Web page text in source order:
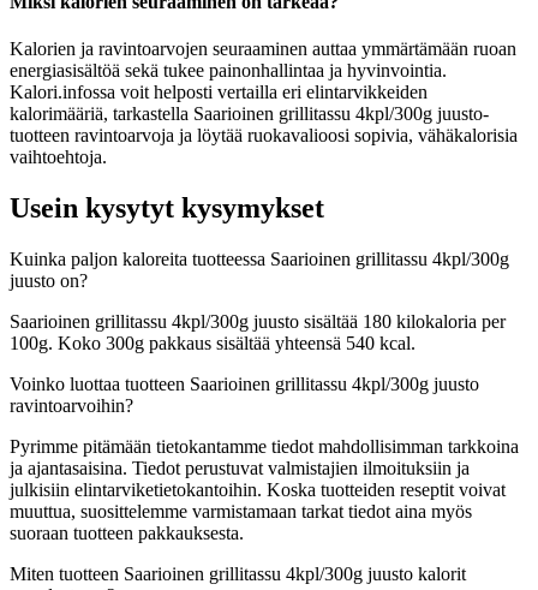
Kalorien ja ravintoarvojen seuraaminen auttaa ymmärtämään ruoan
energiasisältöä sekä tukee painonhallintaa ja hyvinvointia.
Kalori.infossa voit helposti vertailla eri elintarvikkeiden
kalorimääriä, tarkastella Saarioinen grillitassu 4kpl/300g juusto-
tuotteen ravintoarvoja ja löytää ruokavalioosi sopivia, vähäkalorisia
vaihtoehtoja.
Usein kysytyt kysymykset
Kuinka paljon kaloreita tuotteessa Saarioinen grillitassu 4kpl/300g
juusto on?
Saarioinen grillitassu 4kpl/300g juusto sisältää 180 kilokaloria per
100g. Koko 300g pakkaus sisältää yhteensä 540 kcal.
Voinko luottaa tuotteen Saarioinen grillitassu 4kpl/300g juusto
ravintoarvoihin?
Pyrimme pitämään tietokantamme tiedot mahdollisimman tarkkoina
ja ajantasaisina. Tiedot perustuvat valmistajien ilmoituksiin ja
julkisiin elintarviketietokantoihin. Koska tuotteiden reseptit voivat
muuttua, suosittelemme varmistamaan tarkat tiedot aina myös
suoraan tuotteen pakkauksesta.
Miten tuotteen Saarioinen grillitassu 4kpl/300g juusto kalorit